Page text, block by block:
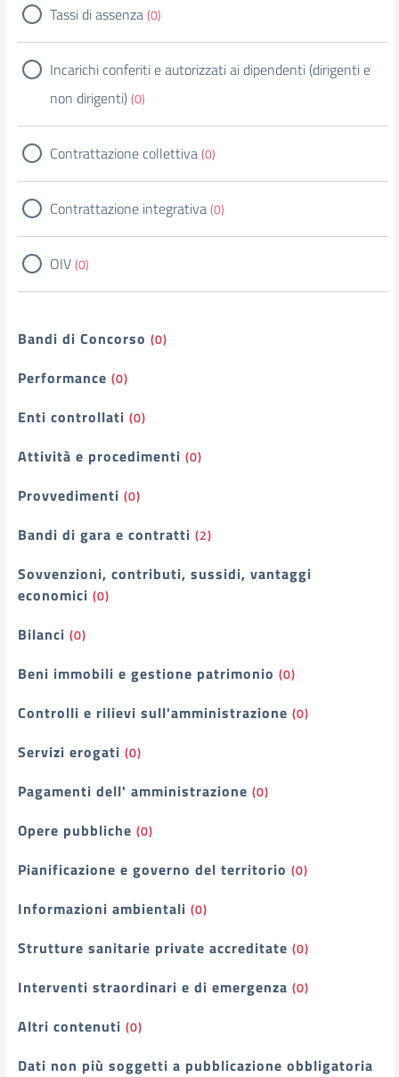
Tassi di assenza(0)
Incarichi conferiti e autorizzati ai dipendenti (dirigenti e
non dirigenti)(0)
Contrattazione collettiva(0)
Contrattazione integrativa(0)
OIV(0)
Bandi di Concorso (0)
Performance (0)
Enti controllati (0)
Attività e procedimenti (0)
Provvedimenti (0)
Bandi di gara e contratti (2)
Sovvenzioni, contributi, sussidi, vantaggi
economici (0)
Bilanci (0)
Beni immobili e gestione patrimonio (0)
Controlli e rilievi sull'amministrazione (0)
Servizi erogati (0)
Pagamenti dell' amministrazione (0)
Opere pubbliche (0)
Pianificazione e governo del territorio (0)
Informazioni ambientali (0)
Strutture sanitarie private accreditate (0)
Interventi straordinari e di emergenza (0)
Altri contenuti (0)
Dati non più soggetti a pubblicazione obbligatoria